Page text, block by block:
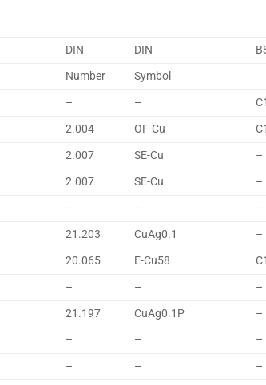
DIN DIN
Number
Symbol
– –
2.004 OF-Cu
2.007 SE-Cu –
2.007 SE-Cu –
– – –
21.203 CuAg0.1 –
20.065 E-Cu58
– – –
21.197 CuAg0.1P –
– – –
– – –